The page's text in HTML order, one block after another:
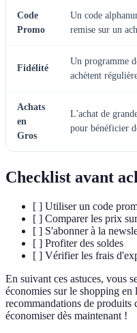
Code
Promo
Un code
remise sur un
Fidélité
Un programme
achètent
Achats
en
Gros
L'achat de
pour bénéficier
Checklist avant
[ ] Utiliser un code
[ ] Comparer les prix
[ ] S'abonner à la
[ ] Profiter des soldes
[ ] Vérifier les frais
En suivant ces astuces, vous
économies sur le shopping
recommandations de produits
économiser dès maintenant !